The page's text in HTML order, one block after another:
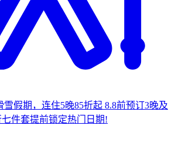
雪假期，连住5晚85折起 8.8前预订3晚及
七件套提前锁定热门日期!